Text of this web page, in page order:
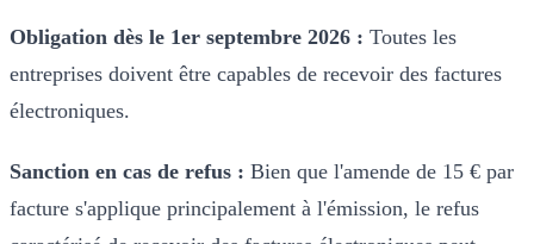
Obligation dès le 1er septembre 2026 : Toutes les
entreprises doivent être capables de recevoir des factures
électroniques.
Sanction en cas de refus : Bien que l'amende de 15 € par
facture s'applique principalement à l'émission, le refus